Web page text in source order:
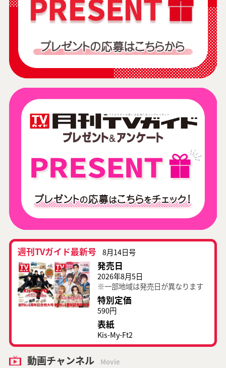
週刊TVガイド最新号 8月14日号
発売日
2026年8月5日
※一部地域は発売日が異なります
特別定価
590円
表紙
Kis-My-Ft2
動画チャンネル Movie